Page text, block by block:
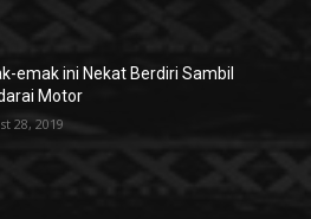
emak ini Nekat Berdiri Sambil
Motor
28, 2019